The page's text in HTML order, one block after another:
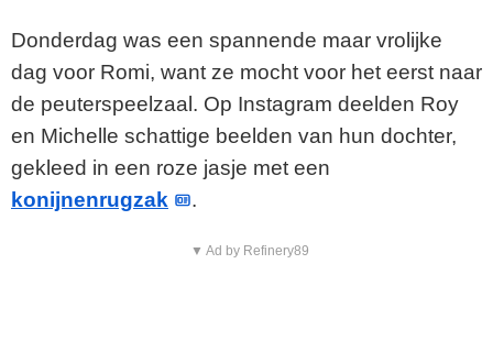
Donderdag was een spannende maar vrolijke
dag voor Romi, want ze mocht voor het eerst naar
de peuterspeelzaal. Op Instagram deelden Roy
en Michelle schattige beelden van hun dochter,
gekleed in een roze jasje met een
konijnenrugzak
.
▼ Ad by Refinery89